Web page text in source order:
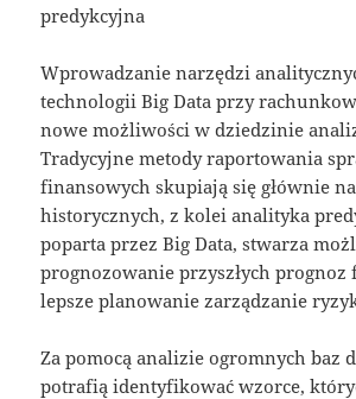
predykcyjna
Wprowadzanie narzędzi
technologii Big Data przy
nowe możliwości w dziedzinie
Tradycyjne metody raportowania
finansowych skupiają się głównie
historycznych, z kolei analityka
poparta przez Big Data, stwarza
prognozowanie przyszłych
lepsze planowanie zarządzanie
Za pomocą analizie ogromnych baz
potrafią identyfikować wzorce,